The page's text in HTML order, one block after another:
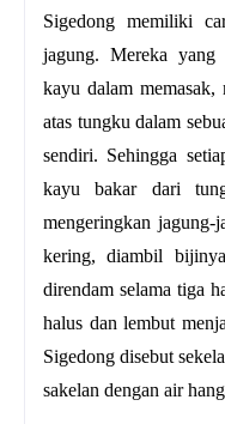
Sigedong memiliki
jagung. Mereka yang
kayu dalam
atas tungku dalam
sendiri. Sehingga
kayu bakar dari
mengeringkan jagung-
kering, diambil
direndam selama tiga
halus dan lembut
Sigedong disebut
sakelan dengan air